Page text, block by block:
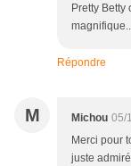
Pretty
Répondre
M Michou 05/
Merci pour
juste